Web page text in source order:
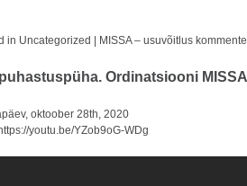
in Uncategorized | MISSA – usuvõitlus
Ordinatsiooni MISSA
oktoober 28th, 2020
youtu.be/YZob9oG-WDg